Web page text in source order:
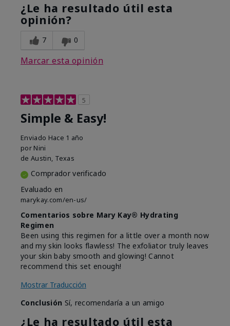
¿Le ha resultado útil esta
opinión?
7 0
Marcar esta opinión
5
Simple & Easy!
Enviado Hace 1 año
por Nini
de Austin, Texas
Comprador verificado
Evaluado en
marykay.com/en-us/
Comentarios sobre Mary Kay® Hydrating
Regimen
Been using this regimen for a little over a month now
and my skin looks flawless! The exfoliator truly leaves
your skin baby smooth and glowing! Cannot
recommend this set enough!
Mostrar Traducción
Conclusión Sí, recomendaría a un amigo
¿Le ha resultado útil esta